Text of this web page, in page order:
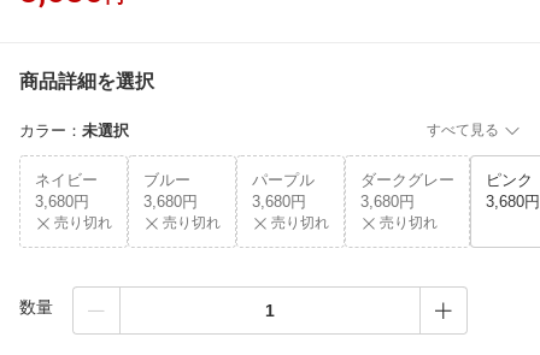
商品詳細を選択
カラー ： 未選択 すべて見る
ネイビー
3,680円
売り切れ
ブルー
3,680円
売り切れ
パープル
3,680円
売り切れ
ダークグレー
3,680円
売り切れ
ピンク
3,680円
数量